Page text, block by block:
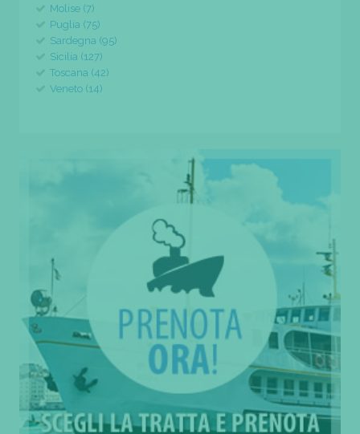
Molise (7)
Puglia (75)
Sardegna (95)
Sicilia (127)
Toscana (42)
Veneto (14)